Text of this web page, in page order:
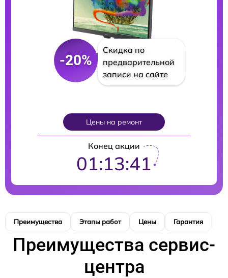
-20%
Скидка по
предварительной
записи на сайте
Цены на ремонт
Конец акции
01:13:39
Преимущества Этапы работ Цены Гарантия
Преимущества сервис-
центра